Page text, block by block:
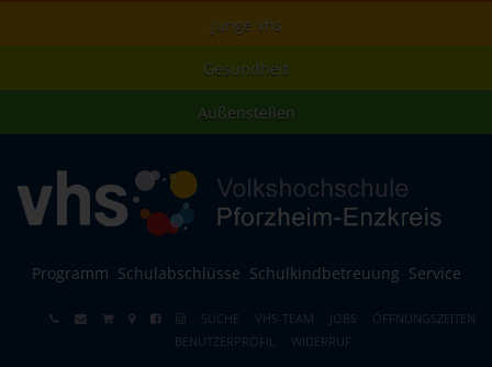
junge vhs
Gesundheit
Außenstellen
Programm Schulabschlüsse Schulkindbetreuung Service
SUCHE VHS-TEAM JOBS
ÖFFNUNGSZEITEN
BENUTZERPROFIL
WIDERRUF